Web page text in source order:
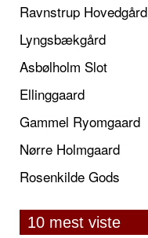
Ravnstrup Hovedgård
Lyngsbækgård
Asbølholm Slot
Ellinggaard
Gammel Ryomgaard
Nørre Holmgaard
Rosenkilde Gods
10 mest viste